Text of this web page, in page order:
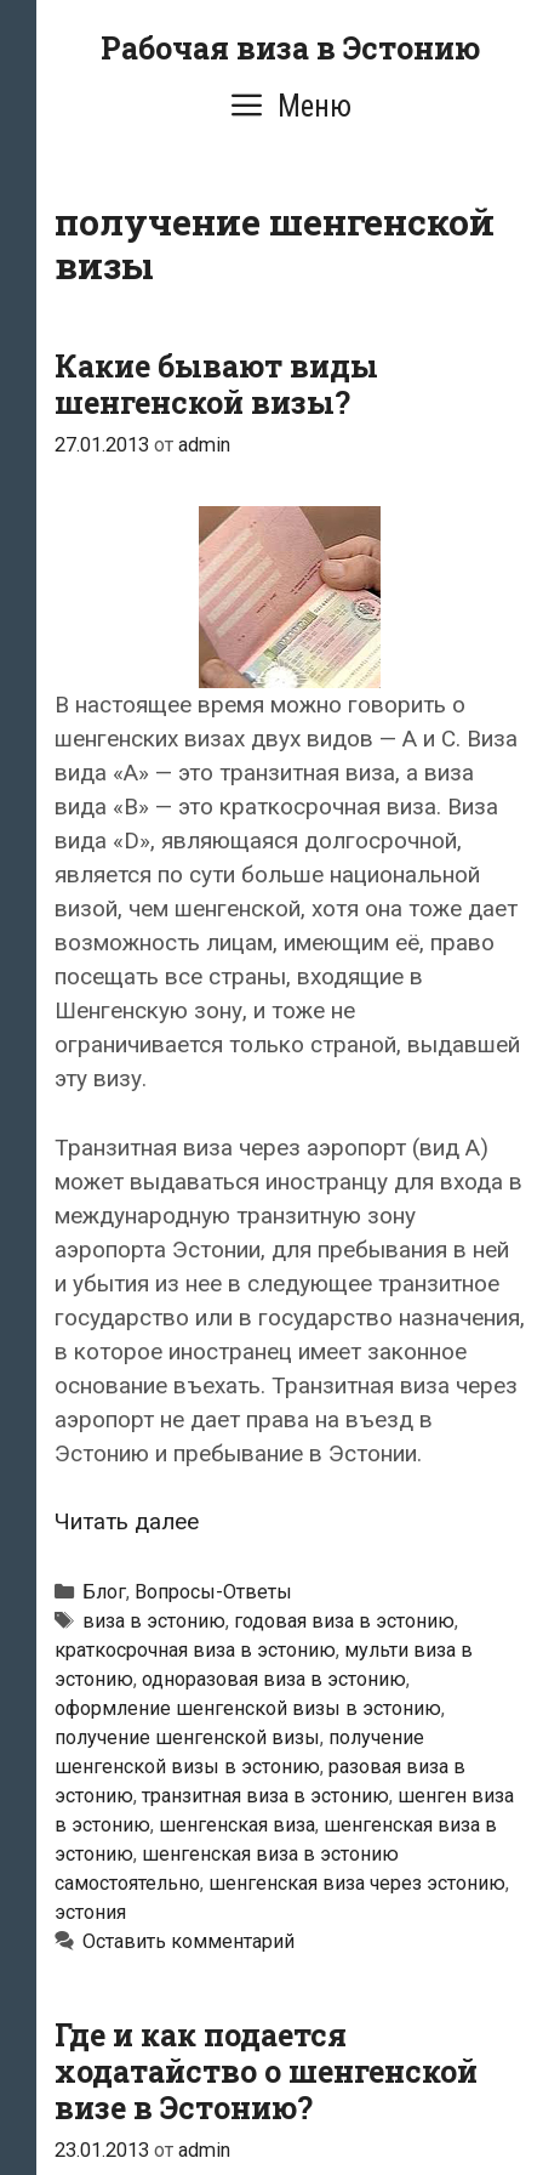
Рабочая виза в Эстонию
Меню
получение шенгенской
визы
Какие бывают виды
шенгенской визы?
27.01.2013 от admin
В настоящее время можно говорить о
шенгенских визах двух видов — A и C. Виза
вида «A» — это транзитная виза, а виза
вида «B» — это краткосрочная виза. Виза
вида «D», являющаяся долгосрочной,
является по сути больше национальной
визой, чем шенгенской, хотя она тоже дает
возможность лицам, имеющим её, право
посещать все страны, входящие в
Шенгенскую зону, и тоже не
ограничивается только страной, выдавшей
эту визу.
Транзитная виза через аэропорт (вид А)
может выдаваться иностранцу для входа в
международную транзитную зону
аэропорта Эстонии, для пребывания в ней
и убытия из нее в следующее транзитное
государство или в государство назначения,
в которое иностранец имеет законное
основание въехать. Транзитная виза через
аэропорт не дает права на въезд в
Эстонию и пребывание в Эстонии.
Читать далееКакие
виды
шенгенской
визы?
Рубрики
Блог, Вопросы-Ответы
Метки
виза в эстонию, годовая виза в эстонию,
краткосрочная виза в эстонию, мульти виза в
эстонию, одноразовая виза в эстонию,
оформление шенгенской визы в эстонию,
получение шенгенской визы, получение
шенгенской визы в эстонию, разовая виза в
эстонию,транзитная виза в эстонию, шенген виза
в эстонию, шенгенская виза, шенгенская виза в
эстонию, шенгенская виза в эстонию
самостоятельно, шенгенская виза через эстонию,
эстония
Оставить комментарий
Где и как подается
ходатайство о шенгенской
визе в Эстонию?
23.01.2013 от admin